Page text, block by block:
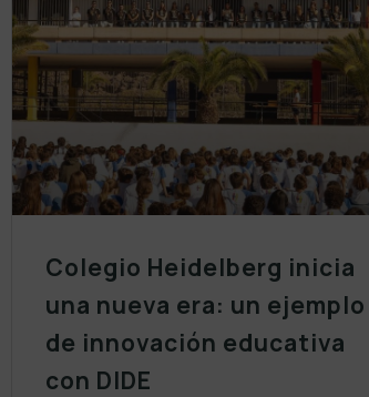
Colegio Heidelberg inicia
una nueva era: un ejemplo
de innovación educativa
con DIDE